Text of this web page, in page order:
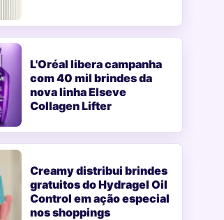
L'Oréal libera campanha
com 40 mil brindes da
nova linha Elseve
Collagen Lifter
Creamy distribui brindes
gratuitos do Hydragel Oil
Control em ação especial
nos shoppings